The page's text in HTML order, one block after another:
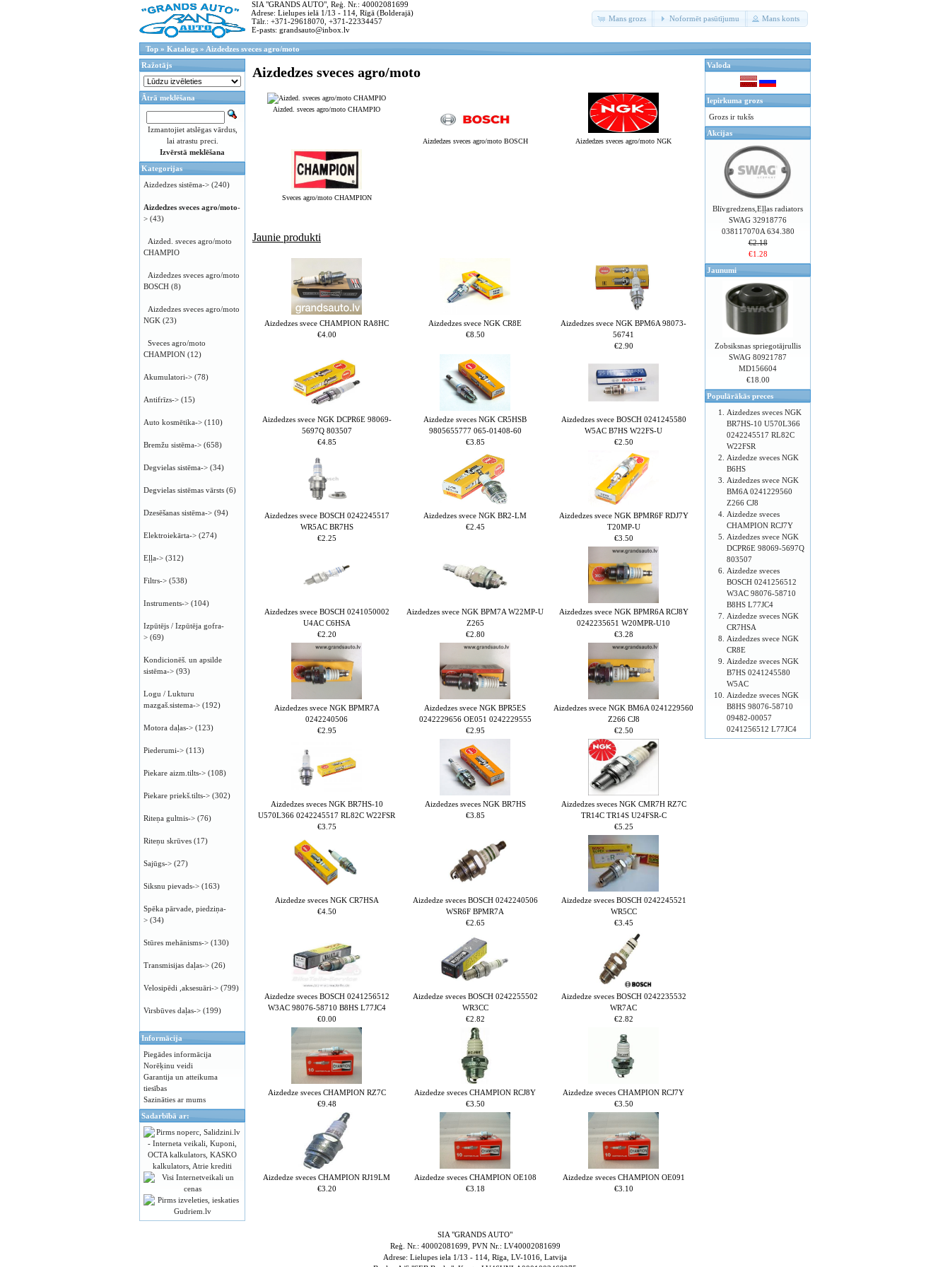
Mans grozs Noformēt pasūtījumu Mans konts
SIA "GRANDS AUTO", Reģ. Nr.: 40002081699
Adrese: Lielupes ielā 1/13 - 114, Rīgā (Bolderajā)
Tālr.: +371-29618070, +371-22334457
E-pasts: grandsauto@inbox.lv
Top » Katalogs » Aizdedzes sveces agro/moto
Aizdedzes sveces agro/moto
Aizded. sveces agro/moto CHAMPIO
Aizdedzes sveces agro/moto BOSCH Aizdedzes sveces agro/moto NGK
Sveces agro/moto CHAMPION
Jaunie produkti
Aizdedzes svece CHAMPION RA8HC
€4.00
Aizdedzes svece NGK CR8E
€8.50
Aizdedzes svece NGK BPM6A 98073-
56741
€2.90
Aizdedzes svece NGK DCPR6E 98069-
5697Q 803507
€4.85
Aizdedze sveces NGK CR5HSB
9805655777 065-01408-60
€3.85
Aizdedzes svece BOSCH 0241245580
W5AC B7HS W22FS-U
€2.50
Aizdedzes svece BOSCH 0242245517
WR5AC BR7HS
€2.25
Aizdedzes svece NGK BR2-LM
€2.45
Aizdedzes svece NGK BPMR6F RDJ7Y
T20MP-U
€3.50
Aizdedzes svece BOSCH 0241050002
U4AC C6HSA
€2.20
Aizdedzes svece NGK BPM7A W22MP-U
Z265
€2.80
Aizdedzes svece NGK BPMR6A RCJ8Y
0242235651 W20MPR-U10
€3.28
Aizdedzes svece NGK BPMR7A
0242240506
€2.95
Aizdedzes svece NGK BPR5ES
0242229656 OE051 0242229555
€2.95
Aizdedzes svece NGK BM6A 0241229560
Z266 CJ8
€2.50
Aizdedzes sveces NGK BR7HS-10
U570L366 0242245517 RL82C W22FSR
€3.75
Aizdedzes sveces NGK BR7HS
€3.85
Aizdedzes sveces NGK CMR7H RZ7C
TR14C TR14S U24FSR-C
€5.25
Aizdedze sveces NGK CR7HSA
€4.50
Aizdedze sveces BOSCH 0242240506
WSR6F BPMR7A
€2.65
Aizdedze sveces BOSCH 0242245521
WR5CC
€3.45
Aizdedze sveces BOSCH 0241256512
W3AC 98076-58710 B8HS L77JC4
€0.00
Aizdedze sveces BOSCH 0242255502
WR3CC
€2.82
Aizdedze sveces BOSCH 0242235532
WR7AC
€2.82
Aizdedze sveces CHAMPION RZ7C
€9.48
Aizdedze sveces CHAMPION RCJ8Y
€3.50
Aizdedze sveces CHAMPION RCJ7Y
€3.50
Aizdedze sveces CHAMPION RJ19LM
€3.20
Aizdedze sveces CHAMPION OE108
€3.18
Aizdedze sveces CHAMPION OE091
€3.10
Ražotājs
Ātrā meklēšana
Izmantojiet atslēgas vārdus,
lai atrastu preci.
Izvērstā meklēšana
Kategorijas
Aizdedzes sistēma-> (240)
Aizdedzes sveces agro/moto-
> (43)
Aizded. sveces agro/moto
CHAMPIO
Aizdedzes sveces agro/moto
BOSCH (8)
Aizdedzes sveces agro/moto
NGK (23)
Sveces agro/moto
CHAMPION (12)
Akumulatori-> (78)
Antifrīzs-> (15)
Auto kosmētika-> (110)
Bremžu sistēma-> (658)
Degvielas sistēma-> (34)
Degvielas sistēmas vārsts (6)
Dzesēšanas sistēma-> (94)
Elektroiekārta-> (274)
Eļļa-> (312)
Filtrs-> (538)
Instruments-> (104)
Izpūtējs / Izpūtēja gofra-
> (69)
Kondicionēš. un apsilde
sistēma-> (93)
Logu / Lukturu
mazgaš.sistema-> (192)
Motora daļas-> (123)
Piederumi-> (113)
Piekare aizm.tilts-> (108)
Piekare priekš.tilts-> (302)
Riteņa gultnis-> (76)
Riteņu skrūves (17)
Sajūgs-> (27)
Siksnu pievads-> (163)
Spēka pārvade, piedziņa-
> (34)
Stūres mehānisms-> (130)
Transmisijas daļas-> (26)
Velosipēdi ,aksesuāri-> (799)
Virsbūves daļas-> (199)
Informācija
Piegādes informācija
Norēķinu veidi
Garantija un atteikuma
tiesības
Sazināties ar mums
Sadarbībā ar:
Valoda
Iepirkuma grozs
Grozs ir tukšs
Akcijas
Blīvgredzens,Eļļas radiators
SWAG 32918776
038117070A 634.380
€2.18
€1.28
Jaunumi
Zobsiksnas spriegotājrullis
SWAG 80921787
MD156604
€18.00
Populārākās preces
Aizdedzes sveces NGK
BR7HS-10 U570L366
0242245517 RL82C
W22FSR
Aizdedze sveces NGK
B6HS
Aizdedzes svece NGK
BM6A 0241229560
Z266 CJ8
Aizdedze sveces
CHAMPION RCJ7Y
Aizdedzes svece NGK
DCPR6E 98069-5697Q
803507
Aizdedze sveces
BOSCH 0241256512
W3AC 98076-58710
B8HS L77JC4
Aizdedze sveces NGK
CR7HSA
Aizdedzes svece NGK
CR8E
Aizdedze sveces NGK
B7HS 0241245580
W5AC
Aizdedze sveces NGK
B8HS 98076-58710
09482-00057
0241256512 L77JC4
SIA "GRANDS AUTO"
Reģ. Nr.: 40002081699, PVN Nr.: LV40002081699
Adrese: Lielupes iela 1/13 - 114, Rīga, LV-1016, Latvija